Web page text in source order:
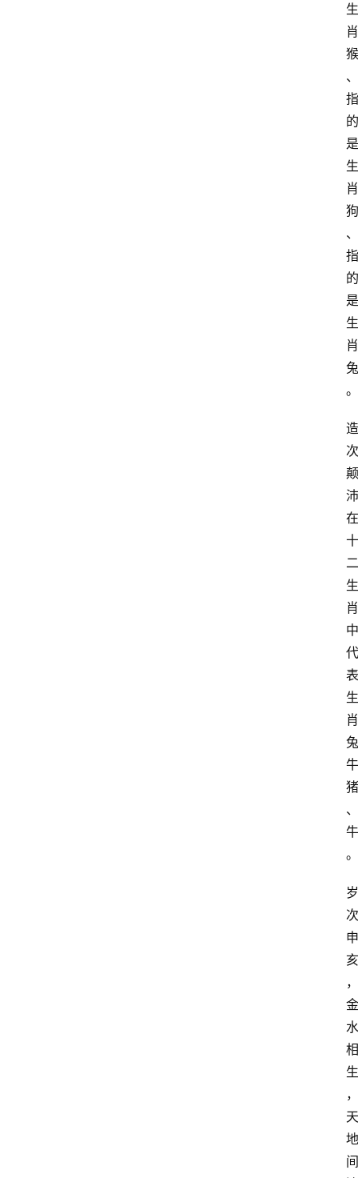
生
肖
猴
、
指
的
是
生
肖
狗
、
指
的
是
生
肖
兔
。
造
次
颠
沛
在
十
二
生
肖
中
代
表
生
肖
兔
牛
猪
、
牛
。
岁
次
申
亥
，
金
水
相
生
，
天
地
间